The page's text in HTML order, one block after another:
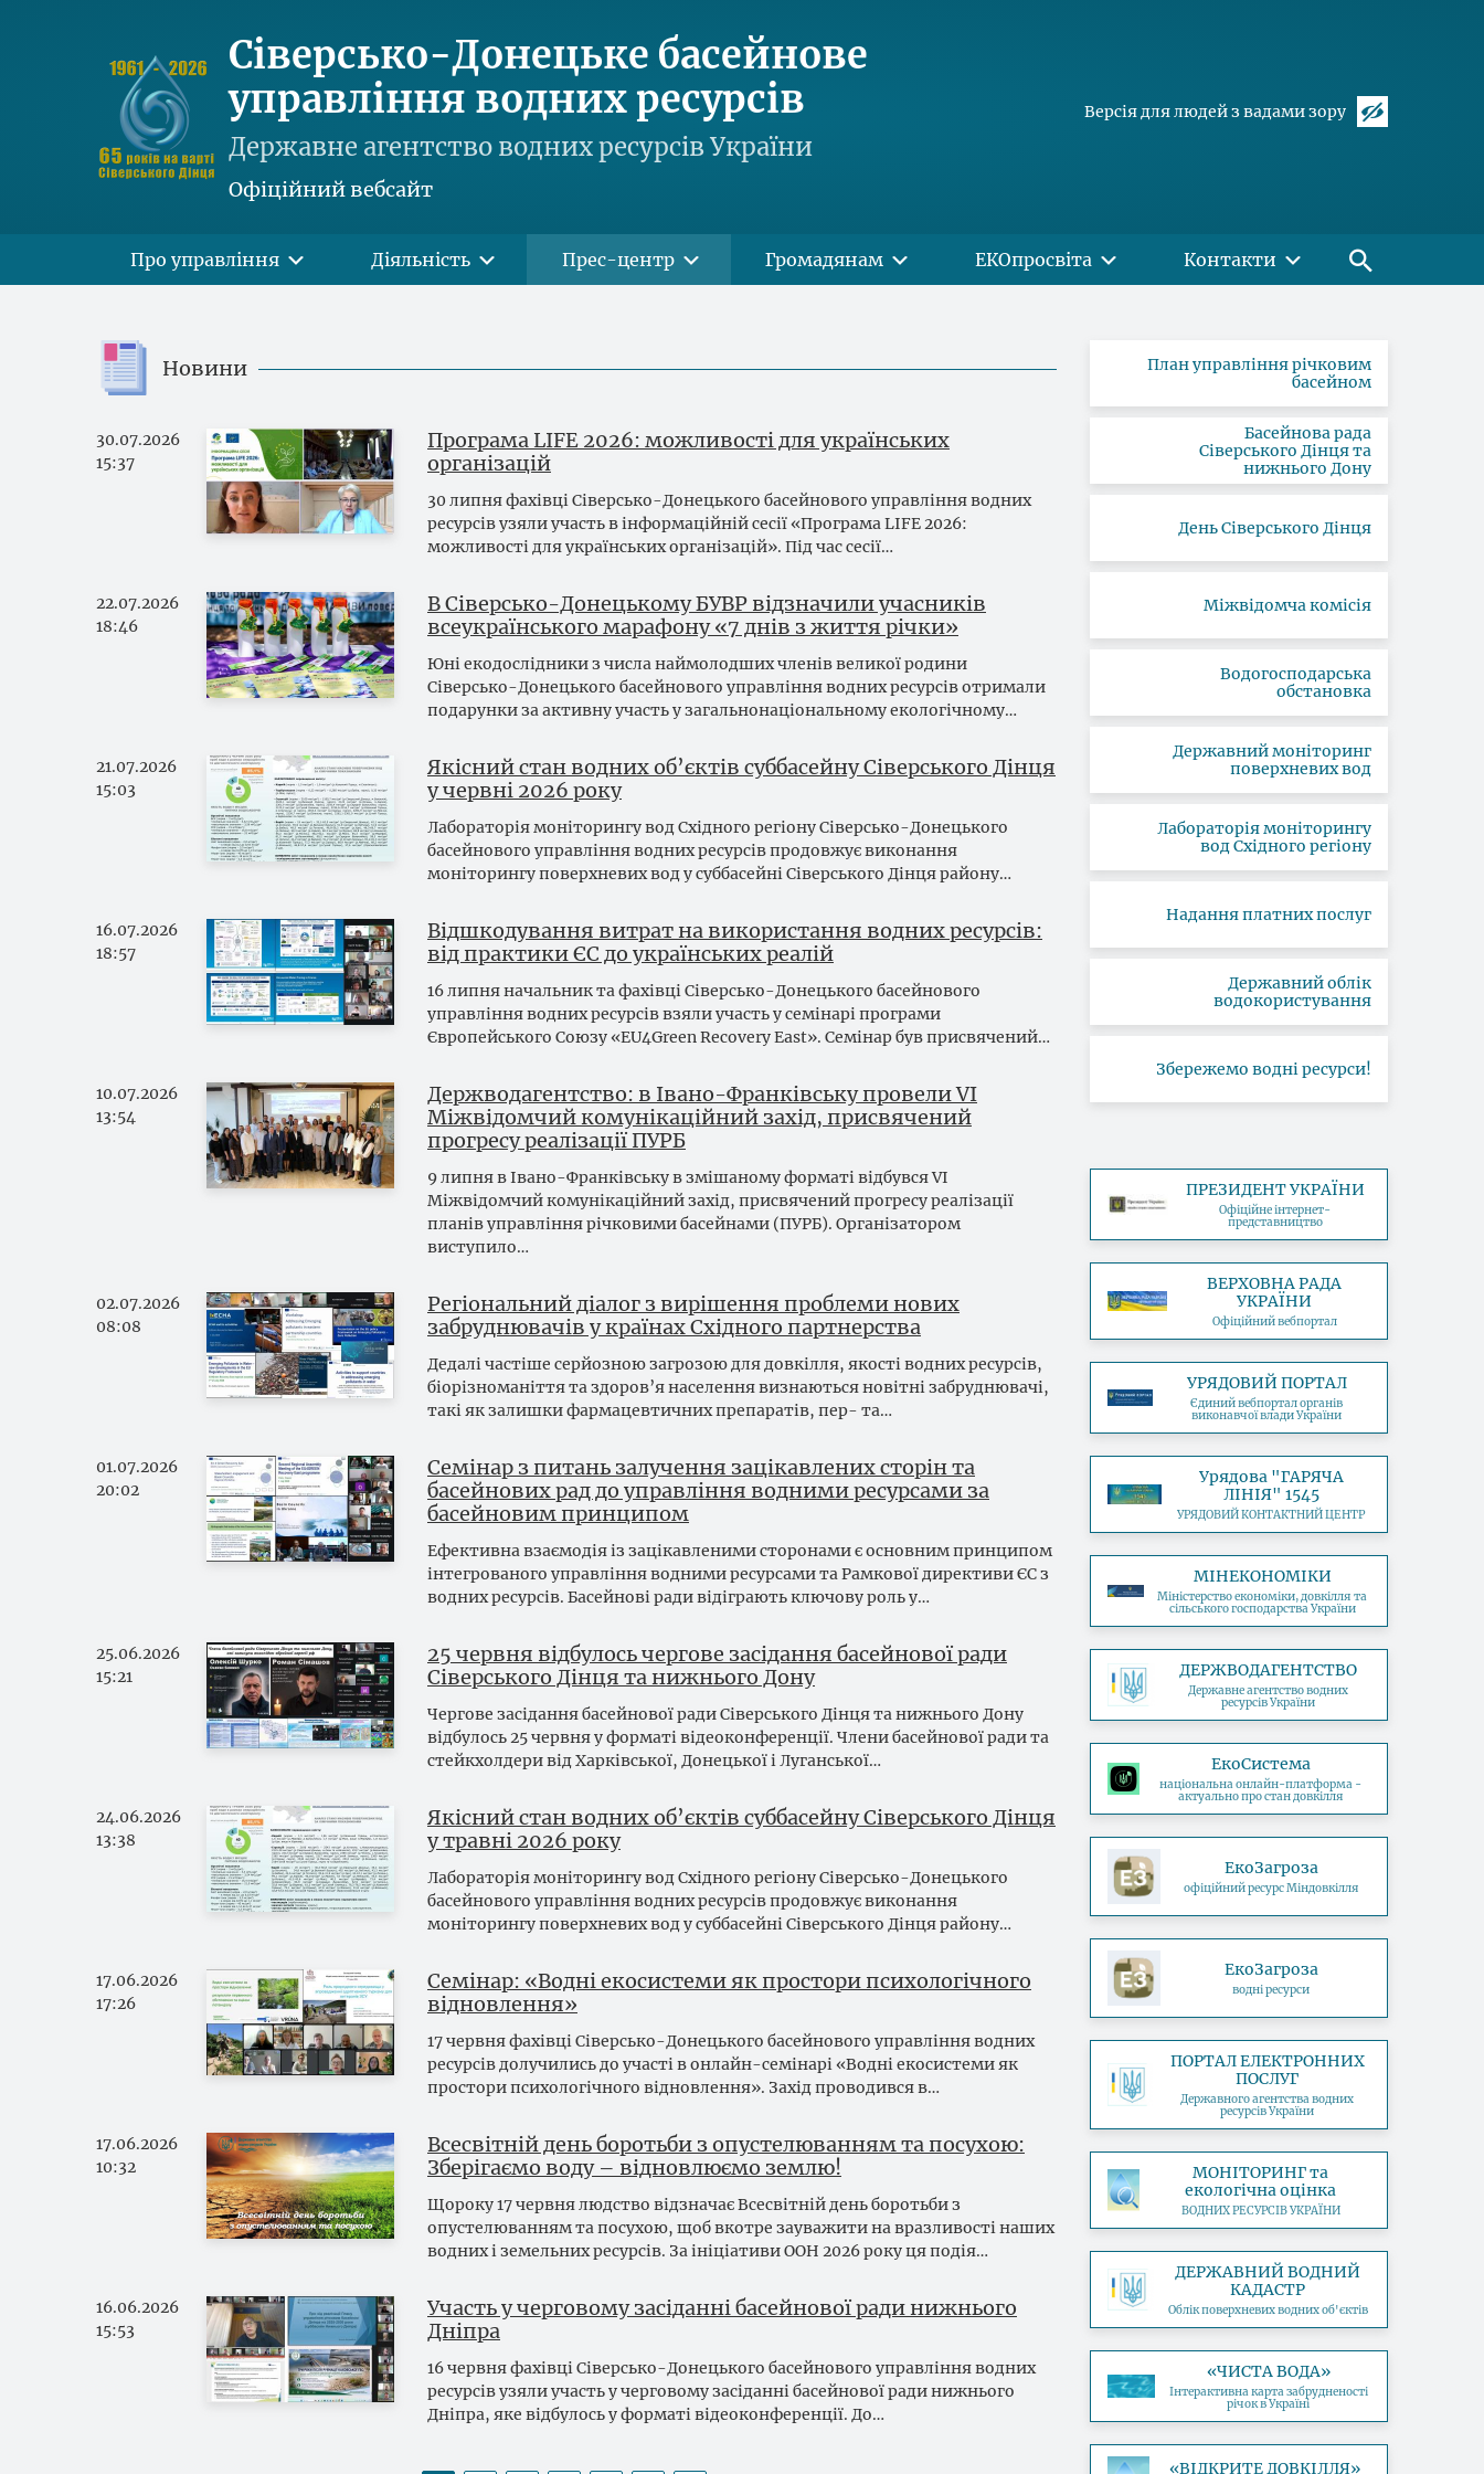
Сіверсько-Донецьке басейнове
управління водних ресурсів
Державне агентство водних ресурсів України
Офіційний вебсайт
Версія для людей з вадами зору
Про управління Діяльність Прес-центр Громадянам ЕКОпросвіта Контакти
Новини
30.07.2026
15:37
Програма LIFE 2026: можливості для українських
організацій
30 липня фахівці Сіверсько-Донецького басейнового управління водних
ресурсів узяли участь в інформаційній сесії «Програма LIFE 2026:
можливості для українських організацій». Під час сесії…
22.07.2026
18:46
В Сіверсько-Донецькому БУВР відзначили учасників
всеукраїнського марафону «7 днів з життя річки»
Юні екодослідники з числа наймолодших членів великої родини
Сіверсько-Донецького басейнового управління водних ресурсів отримали
подарунки за активну участь у загальнонаціональному екологічному…
21.07.2026
15:03
Якісний стан водних об’єктів суббасейну Сіверського Дінця
у червні 2026 року
Лабораторія моніторингу вод Східного регіону Сіверсько-Донецького
басейнового управління водних ресурсів продовжує виконання
моніторингу поверхневих вод у суббасейні Сіверського Дінця району…
16.07.2026
18:57
Відшкодування витрат на використання водних ресурсів:
від практики ЄС до українських реалій
16 липня начальник та фахівці Сіверсько-Донецького басейнового
управління водних ресурсів взяли участь у семінарі програми
Європейського Союзу «EU4Green Recovery East». Семінар був присвячений…
10.07.2026
13:54
Держводагентство: в Івано-Франківську провели VІ
Міжвідомчий комунікаційний захід, присвячений
прогресу реалізації ПУРБ
9 липня в Івано-Франківську в змішаному форматі відбувся VІ
Міжвідомчий комунікаційний захід, присвячений прогресу реалізації
планів управління річковими басейнами (ПУРБ). Організатором
виступило…
02.07.2026
08:08
Регіональний діалог з вирішення проблеми нових
забруднювачів у країнах Східного партнерства
Дедалі частіше серйозною загрозою для довкілля, якості водних ресурсів,
біорізноманіття та здоров’я населення визнаються новітні забруднювачі,
такі як залишки фармацевтичних препаратів, пер- та…
01.07.2026
20:02
Семінар з питань залучення зацікавлених сторін та
басейнових рад до управління водними ресурсами за
басейновим принципом
Ефективна взаємодія із зацікавленими сторонами є основним принципом
інтегрованого управління водними ресурсами та Рамкової директиви ЄС з
водних ресурсів. Басейнові ради відіграють ключову роль у…
25.06.2026
15:21
25 червня відбулось чергове засідання басейнової ради
Сіверського Дінця та нижнього Дону
Чергове засідання басейнової ради Сіверського Дінця та нижнього Дону
відбулось 25 червня у форматі відеоконференції. Члени басейнової ради та
стейкхолдери від Харківської, Донецької і Луганської…
24.06.2026
13:38
Якісний стан водних об’єктів суббасейну Сіверського Дінця
у травні 2026 року
Лабораторія моніторингу вод Східного регіону Сіверсько-Донецького
басейнового управління водних ресурсів продовжує виконання
моніторингу поверхневих вод у суббасейні Сіверського Дінця району…
17.06.2026
17:26
Семінар: «Водні екосистеми як простори психологічного
відновлення»
17 червня фахівці Сіверсько-Донецького басейнового управління водних
ресурсів долучились до участі в онлайн-семінарі «Водні екосистеми як
простори психологічного відновлення». Захід проводився в…
17.06.2026
10:32
Всесвітній день боротьби з опустелюванням та посухою:
Зберігаємо воду – відновлюємо землю!
Щороку 17 червня людство відзначає Всесвітній день боротьби з
опустелюванням та посухою, щоб вкотре зауважити на вразливості наших
водних і земельних ресурсів. За ініціативи ООН 2026 року ця подія…
16.06.2026
15:53
Участь у черговому засіданні басейнової ради нижнього
Дніпра
16 червня фахівці Сіверсько-Донецького басейнового управління водних
ресурсів узяли участь у черговому засіданні басейнової ради нижнього
Дніпра, яке відбулось у форматі відеоконференції. До…
План управління річковим
басейном
Басейнова рада
Сіверського Дінця та
нижнього Дону
День Сіверського Дінця
Міжвідомча комісія
Водогосподарська
обстановка
Державний моніторинг
поверхневих вод
Лабораторія моніторингу
вод Східного регіону
Надання платних послуг
Державний облік
водокористування
Збережемо водні ресурси!
ПРЕЗИДЕНТ УКРАЇНИ
Офіційне інтернет-
представництво
ВЕРХОВНА РАДА
УКРАЇНИ
Офіційний вебпортал
УРЯДОВИЙ ПОРТАЛ
Єдиний вебпортал органів
виконавчої влади України
Урядова "ГАРЯЧА
ЛІНІЯ" 1545
УРЯДОВИЙ КОНТАКТНИЙ ЦЕНТР
МІНЕКОНОМІКИ
Міністерство економіки, довкілля та
сільського господарства України
ДЕРЖВОДАГЕНТСТВО
Державне агентство водних
ресурсів України
ЕкоСистема
національна онлайн-платформа -
актуально про стан довкілля
ЕкоЗагроза
офіційний ресурс Міндовкілля
ЕкоЗагроза
водні ресурси
ПОРТАЛ ЕЛЕКТРОННИХ
ПОСЛУГ
Державного агентства водних
ресурсів України
МОНІТОРИНГ та
екологічна оцінка
ВОДНИХ РЕСУРСІВ УКРАЇНИ
ДЕРЖАВНИЙ ВОДНИЙ
КАДАСТР
Облік поверхневих водних об'єктів
«ЧИСТА ВОДА»
Інтерактивна карта забрудненості
річок в Україні
«ВІДКРИТЕ ДОВКІЛЛЯ»